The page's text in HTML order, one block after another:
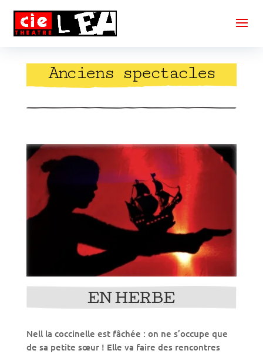
Anciens spectacles
EN HERBE
Nell la coccinelle est fâchée : on ne s’occupe que
de sa petite sœur ! Elle va faire des rencontres